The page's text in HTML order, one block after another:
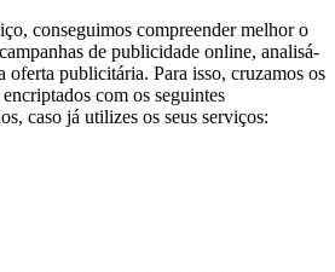
conseguimos compreender melhor o
de publicidade online, analisá-
oferta publicitária. Para isso, cruzamos os
com os seguintes
caso já utilizes os seus serviços: